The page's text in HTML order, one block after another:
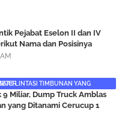
Pejabat Eselon II dan IV
Nama dan Posisinya
3 METER
Miliar, Dump Truck Amblas
yang Ditanami Cerucup 1